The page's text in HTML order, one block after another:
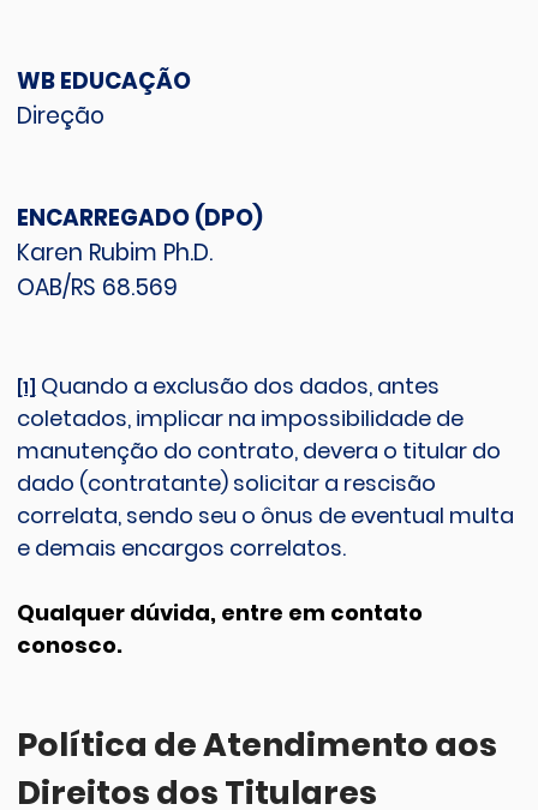
WB EDUCAÇÃO
Direção
ENCARREGADO (DPO)
Karen Rubim Ph.D.
OAB/RS 68.569
[1] Quando a exclusão dos dados, antes
coletados, implicar na impossibilidade de
manutenção do contrato, devera o titular do
dado (contratante) solicitar a rescisão
correlata, sendo seu o ônus de eventual multa
e demais encargos correlatos.
Qualquer dúvida, entre em contato
conosco.
Política de Atendimento aos
Direitos dos Titulares